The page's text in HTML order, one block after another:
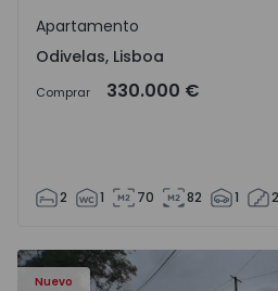
Odivelas, Lisboa
Apartamento
Odivelas, Lisboa
Comprar 330.000 €
2 1 70 82 1 2
Nuevo
Apartamento T3 Salvaterra de